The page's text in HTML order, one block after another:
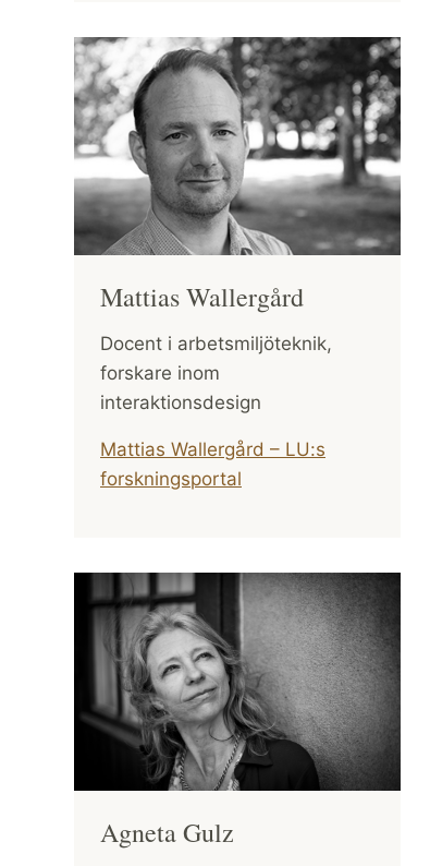
Mattias Wallergård
Docent i arbetsmiljöteknik,
forskare inom
interaktionsdesign
Mattias Wallergård – LU:s
forskningsportal
Agneta Gulz